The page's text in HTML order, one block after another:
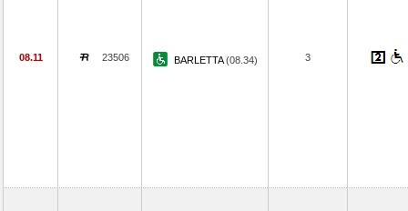
08.11 23506 BARLETTA(08.34) 3